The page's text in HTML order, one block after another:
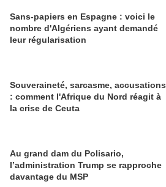
Sans-papiers en Espagne : voici le
nombre d'Algériens ayant demandé
leur régularisation
Souveraineté, sarcasme, accusations
: comment l'Afrique du Nord réagit à
la crise de Ceuta
Au grand dam du Polisario,
l’administration Trump se rapproche
davantage du MSP